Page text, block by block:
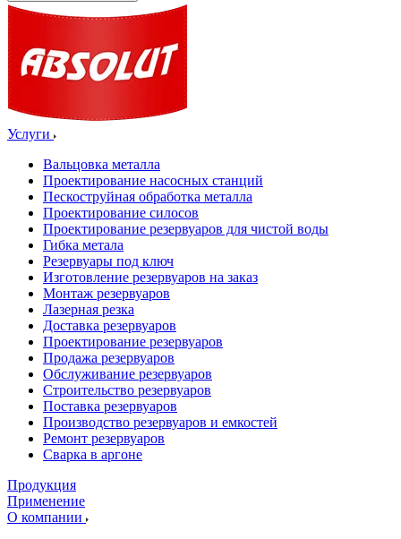
Услуги
Вальцовка металла
Проектирование насосных станций
Пескоструйная обработка металла
Проектирование силосов
Проектирование резервуаров для чистой воды
Гибка метала
Резервуары под ключ
Изготовление резервуаров на заказ
Монтаж резервуаров
Лазерная резка
Доставка резервуаров
Проектирование резервуаров
Продажа резервуаров
Обслуживание резервуаров
Cтроительство резервуаров
Поставка резервуаров
Производство резервуаров и емкостей
Ремонт резервуаров
Сварка в аргоне
Продукция
Применение
О компании